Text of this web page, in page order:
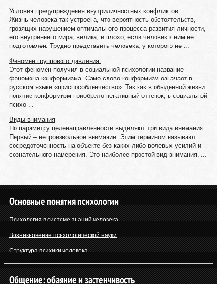
Условия предупреждения внутриличностных конфликтов
Жизнь человека так устроена, что вероятность обстоятельств,
грозящих нарушением оптимального процесса развития личности,
его внутреннего мира, велика, и плохо, если человек к ним не
подготовлен. Трудно представить человека, у которого не ...
Феномен группового давления.
Этот феномен получил в социальной психологии название
феномена конформизма. Само слово конформизм означает в
русском языке «приспособленчество». Так как в обыденной жизни
понятие конформизм приобрело негативный оттенок, в социальной
психо ...
Виды внимания
По параметру целенаправленности выделяют три вида внимания.
Первый – непроизвольное внимание. Этим термином называют
сосредоточенность на объекте без каких-либо волевых усилий и
сознательного намерения. Это наиболее простой вид внимания. ...
Основные понятия психологии
Психология в системе знаний человека
Возникновение психологической науки
Структура психики человека
Общение: обаяние и застенчивость